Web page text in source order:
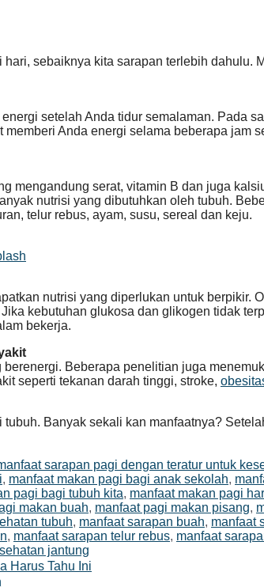
sebaiknya kita sarapan terlebih dahulu.
setelah Anda tidur semalaman. Pada
Anda energi selama beberapa jam
mengandung serat, vitamin B dan juga
nutrisi yang dibutuhkan oleh tubuh.
telur rebus, ayam, susu, sereal dan keju.
nutrisi yang diperlukan untuk berpikir.
kebutuhan glukosa dan glikogen tidak
bekerja.
Beberapa penelitian juga
seperti tekanan darah tinggi, stroke,
tubuh. Banyak sekali kan manfaatnya?
sarapan pagi dengan teratur untuk
, manfaat makan pagi bagi anak sekolah,
pagi bagi tubuh kita, manfaat makan pagi
makan buah, manfaat pagi makan pisang,
tubuh, manfaat sarapan buah, manfaat
, manfaat sarapan telur rebus, manfaat
jantung
Harus Tahu Ini